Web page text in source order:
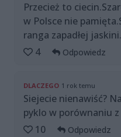
Przecież to
w Polsce nie
ranga zapadłej jaskini.
4
Odpowiedz
DLACZEGO 1 rok temu
Siejecie nienawiść?
pyklo w porównaniu
10
Odpowiedz